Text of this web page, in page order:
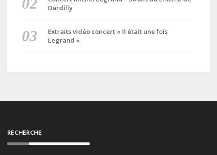
Dardilly
Extraits vidéo concert « Il était une fois
Legrand »
RECHERCHE